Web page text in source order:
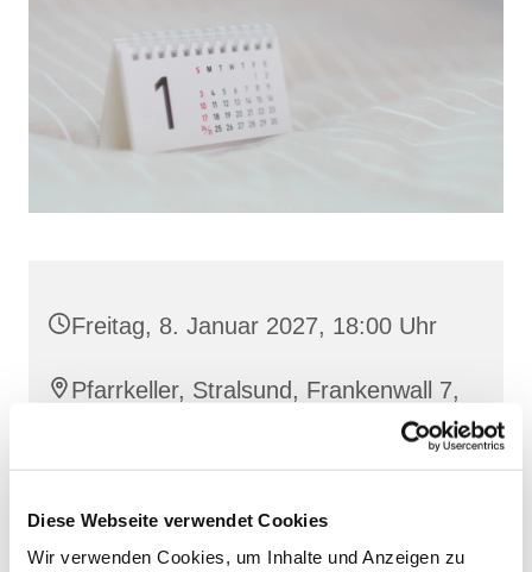
Diese Webseite verwendet Cookies
Wir verwenden Cookies, um Inhalte und Anzeigen zu
Freitag, 8. Januar 2027, 18:00 Uhr
Pfarrkeller, Stralsund, Frankenwall 7,